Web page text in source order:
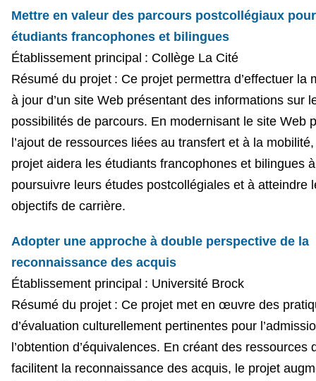
Mettre en valeur des parcours postcollégiaux
étudiants francophones et bilingues
Établissement principal : Collège La Cité
Résumé du projet : Ce projet permettra d’effectuer la
à jour d’un site Web présentant des informations sur
possibilités de parcours. En modernisant le site Web
l’ajout de ressources liées au transfert et à la
projet aidera les étudiants francophones et bilingues à
poursuivre leurs études postcollégiales et à atteindre
objectifs de carrière.
Adopter une approche à double perspective de la
reconnaissance des acquis
Établissement principal : Université Brock
Résumé du projet : Ce projet met en œuvre des
d’évaluation culturellement pertinentes pour
l’obtention d’équivalences. En créant des ressources
facilitent la reconnaissance des acquis, le projet